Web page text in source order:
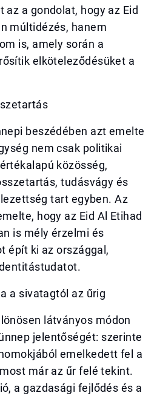
a gondolat, hogy az Eid
múltidézés, hanem
is, amely során a
elköteleződésüket a
beszédében azt emelte
nem csak politikai
közösség,
tudásvágy és
tart egyben. Az
hogy az Eid Al Etihad
is mély érzelmi és
épít ki az országgal,
a sivatagtól az űrig
látványos módon
jelentőségét: szerinte
emelkedett fel a
már az űr felé tekint.
a gazdasági fejlődés és a